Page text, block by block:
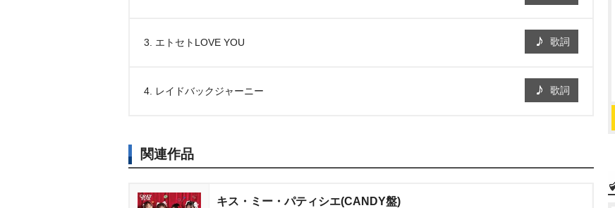
3. エトセトLOVE YOU 歌詞
4. レイドバックジャーニー 歌詞
関連作品
キス・ミー・パティシエ(CANDY盤)